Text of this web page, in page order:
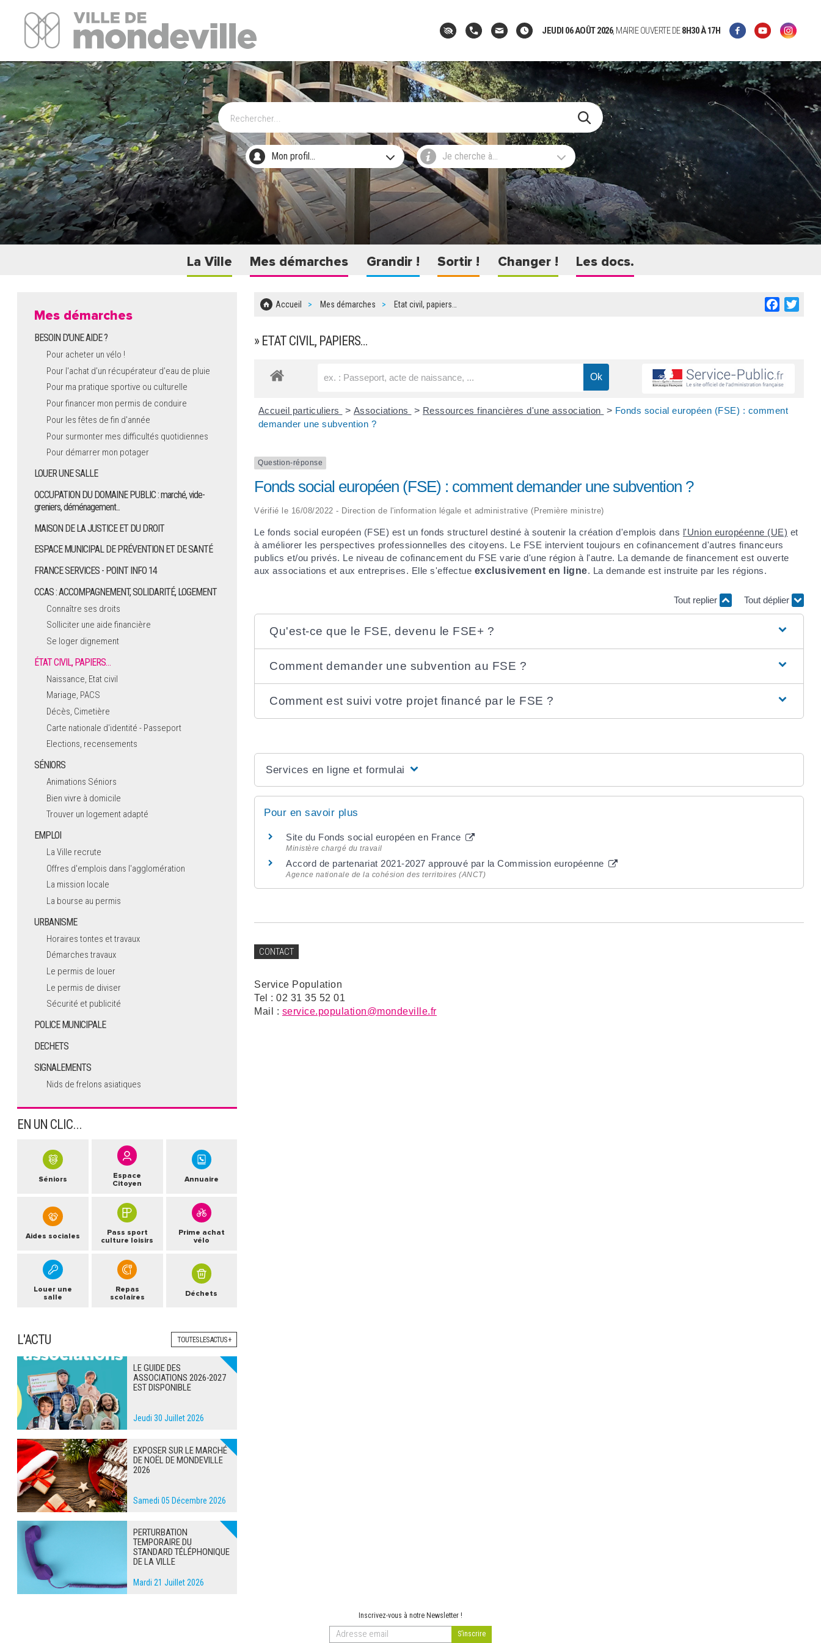
Site Officiel de la ville de Mondeville
JEUDI 06 AOÛT 2026, MAIRIE OUVERTE DE8H30À 17H
Mon profil... Je cherche à...
La Ville Mes démarches Grandir ! Sortir ! Changer ! Les docs.
Facebook
Accueil Mes démarches Etat civil, papiers…
» ETAT CIVIL, PAPIERS…
Accueil particuliers > Associations > Ressources financières d'une association > Fonds social européen (FSE) : comment
demander une subvention ?
Question-réponse
Fonds social européen (FSE) : comment demander une subvention ?
Vérifié le 16/08/2022 - Direction de l'information légale et administrative (Première ministre)
Le fonds social européen (FSE) est un fonds structurel destiné à soutenir la création d'emplois dans l'Union européenne (UE) et
à améliorer les perspectives professionnelles des citoyens. Le FSE intervient toujours en cofinancement d'autres financeurs
publics et/ou privés. Le niveau de cofinancement du FSE varie d'une région à l'autre. La demande de financement est ouverte
aux associations et aux entreprises. Elle s'effectue exclusivement en ligne. La demande est instruite par les régions.
Tout replier Tout déplier
Qu'est-ce que le FSE, devenu le FSE+ ?
Comment demander une subvention au FSE ?
Comment est suivi votre projet financé par le FSE ?
Services en ligne et formulaires
Pour en savoir plus
Site du Fonds social européen en France
Ministère chargé du travail
Accord de partenariat 2021-2027 approuvé par la Commission européenne
Agence nationale de la cohésion des territoires (ANCT)
CONTACT
Service Population
Tel : 02 31 35 52 01
Mail : service.population@mondeville.fr
Mes démarches
BESOIN D'UNE AIDE ?
Pour acheter un vélo !
Pour l'achat d’un récupérateur d’eau de pluie
Pour ma pratique sportive ou culturelle
Pour financer mon permis de conduire
Pour les fêtes de fin d'année
Pour surmonter mes difficultés quotidiennes
Pour démarrer mon potager
LOUER UNE SALLE
OCCUPATION DU DOMAINE PUBLIC : marché, vide-
greniers, déménagement...
MAISON DE LA JUSTICE ET DU DROIT
ESPACE MUNICIPAL DE PRÉVENTION ET DE SANTÉ
FRANCE SERVICES - POINT INFO 14
CCAS : ACCOMPAGNEMENT, SOLIDARITÉ, LOGEMENT
Connaître ses droits
Solliciter une aide financière
Se loger dignement
ÉTAT CIVIL, PAPIERS…
Naissance, Etat civil
Mariage, PACS
Décès, Cimetière
Carte nationale d'identité - Passeport
Elections, recensements
SÉNIORS
Animations Séniors
Bien vivre à domicile
Trouver un logement adapté
EMPLOI
La Ville recrute
Offres d'emplois dans l'agglomération
La mission locale
La bourse au permis
URBANISME
Horaires tontes et travaux
Démarches travaux
Le permis de louer
Le permis de diviser
Sécurité et publicité
POLICE MUNICIPALE
DECHETS
SIGNALEMENTS
Nids de frelons asiatiques
EN UN CLIC...
Séniors
Espace
Citoyen
Annuaire
Aides sociales
Pass sport
culture loisirs
Prime achat
vélo
Louer une
salle
Repas
scolaires
Déchets
L'ACTU TOUTES LES ACTUS +
LE GUIDE DES
ASSOCIATIONS 2026-2027
EST DISPONIBLE
Jeudi 30 Juillet 2026
EXPOSER SUR LE MARCHÉ
DE NOËL DE MONDEVILLE
2026
Samedi 05 Décembre 2026
PERTURBATION
TEMPORAIRE DU
STANDARD TÉLÉPHONIQUE
DE LA VILLE
Mardi 21 Juillet 2026
Inscrivez-vous à notre Newsletter !